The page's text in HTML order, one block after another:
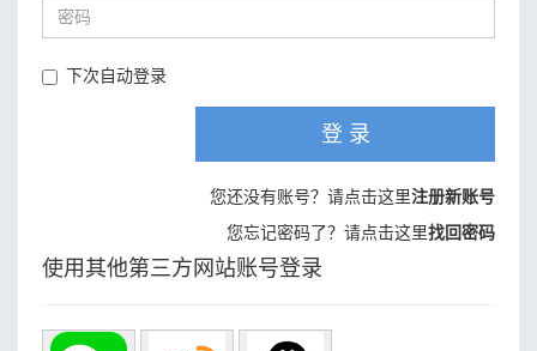
下次自动登录
登 录
您还没有账号？请点击这里注册新账号
您忘记密码了？请点击这里找回密码
使用其他第三方网站账号登录